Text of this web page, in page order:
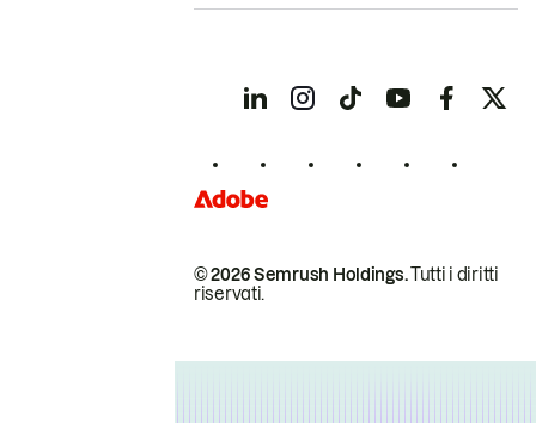
© 2026 Semrush Holdings.Tutti i diritti
riservati.